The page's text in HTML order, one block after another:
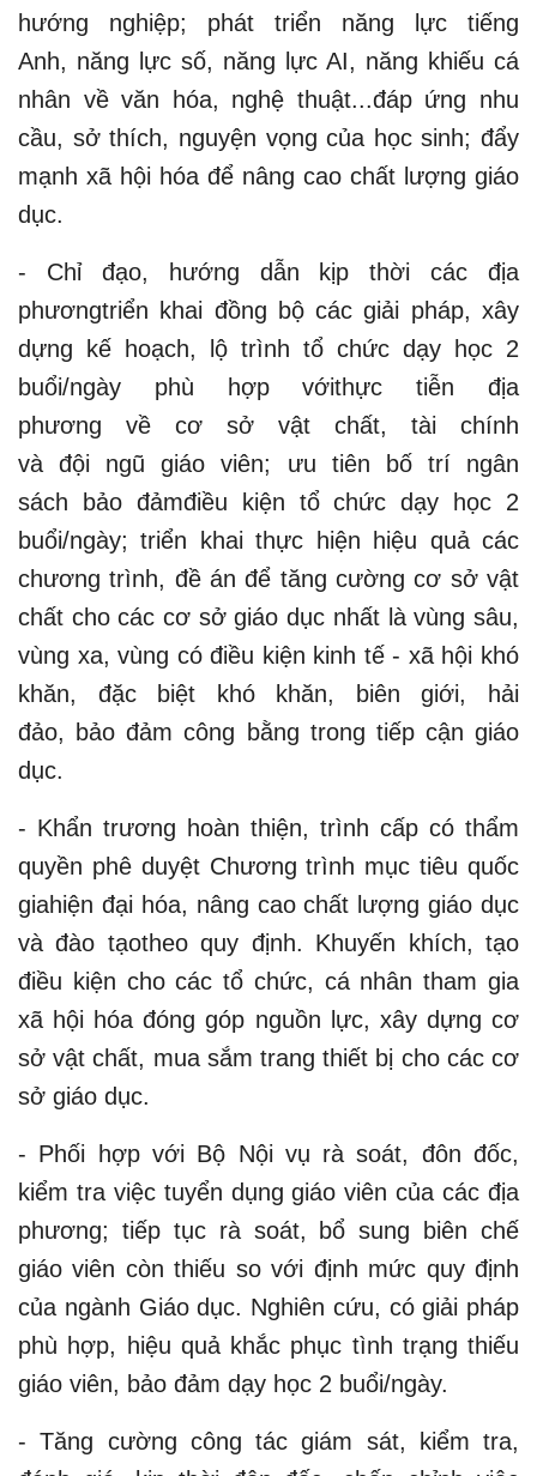
hướng nghiệp; phát triển năng lực tiếng
Anh, năng lực số, năng lực AI, năng khiếu cá
nhân về văn hóa, nghệ thuật...đáp ứng nhu
cầu, sở thích, nguyện vọng của học sinh; đẩy
mạnh xã hội hóa để nâng cao chất lượng giáo
dục.
- Chỉ đạo, hướng dẫn kịp thời các địa
phươngtriển khai đồng bộ các giải pháp, xây
dựng kế hoạch, lộ trình tổ chức dạy học 2
buổi/ngày phù hợp vớithực tiễn địa
phương về cơ sở vật chất, tài chính
và đội ngũ giáo viên; ưu tiên bố trí ngân
sách bảo đảmđiều kiện tổ chức dạy học 2
buổi/ngày; triển khai thực hiện hiệu quả các
chương trình, đề án để tăng cường cơ sở vật
chất cho các cơ sở giáo dục nhất là vùng sâu,
vùng xa, vùng có điều kiện kinh tế - xã hội khó
khăn, đặc biệt khó khăn, biên giới, hải
đảo, bảo đảm công bằng trong tiếp cận giáo
dục.
- Khẩn trương hoàn thiện, trình cấp có thẩm
quyền phê duyệt Chương trình mục tiêu quốc
giahiện đại hóa, nâng cao chất lượng giáo dục
và đào tạotheo quy định. Khuyến khích, tạo
điều kiện cho các tổ chức, cá nhân tham gia
xã hội hóa đóng góp nguồn lực, xây dựng cơ
sở vật chất, mua sắm trang thiết bị cho các cơ
sở giáo dục.
- Phối hợp với Bộ Nội vụ rà soát, đôn đốc,
kiểm tra việc tuyển dụng giáo viên của các địa
phương; tiếp tục rà soát, bổ sung biên chế
giáo viên còn thiếu so với định mức quy định
của ngành Giáo dục. Nghiên cứu, có giải pháp
phù hợp, hiệu quả khắc phục tình trạng thiếu
giáo viên, bảo đảm dạy học 2 buổi/ngày.
- Tăng cường công tác giám sát, kiểm tra,